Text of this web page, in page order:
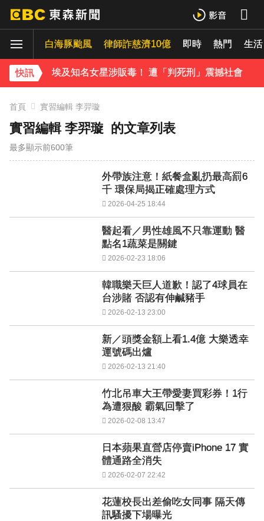
白海豚颱風 律師詐慈濟10億 即時 熱門 生活
快訊
貨車失控撞上民宅 車頭撞凹駕駛傷重不治
《理財達人秀》X 安聯投信免費講座報名中！搶先卡位 2027
埃及知名女星涉販毒！ 遭「判死刑」震撼社會
下載東森App，隨時掌握天下大小事！
首頁 實習編輯 李羿璇
實習編輯 李羿璇 的文章列表
最多顯示前600筆
外帶族注意！紙餐盒亂扔最高罰6
千 環保局揭正確處理方式
2026-04-25 18:44
醫起看／男性雄風不只靠運動 醫
點名1蔬菜是關鍵
2026-02-23 18:06
韓職樂天巨人道歉！認了4球員在
台涉賭 否認有伸鹹豬手
2026-02-13 23:00
新／頭獎金額上看1.4億 大樂透幸
運號碼出爐
2026-02-13 21:40
竹北吊車大王帶愛妻買彩券！1行
為遭狠酸 霸氣回擊了
2026-02-08 13:47
日本蘋果直營店停賣iPhone 17 實
體通路全消失
2026-02-07 22:42
花蓮校長出差偷吃女同事 隔天傳
訊騷擾下場曝光